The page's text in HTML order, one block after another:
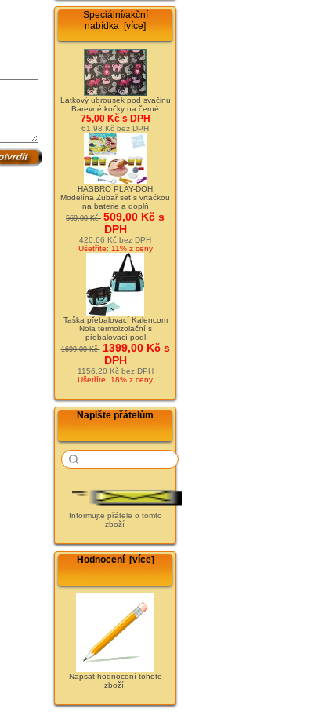
Speciální/akční
nabídka [více]
Látkový ubrousek pod svačinu
Barevné kočky na černé
75,00 Kč s DPH
61,98 Kč bez DPH
HASBRO PLAY-DOH
Modelína Zubař set s vrtačkou
na baterie a doplň
569,00 Kč 509,00 Kč s
DPH
420,66 Kč bez DPH
Ušetříte: 11% z ceny
Taška přebalovací Kalencom
Nola termoizolační s
přebalovací podl
1699,00 Kč 1399,00 Kč s
DPH
1156,20 Kč bez DPH
Ušetříte: 18% z ceny
Napište přátelům
Informujte přátele o tomto
zboží
Hodnocení [více]
Napsat hodnocení tohoto
zboží.